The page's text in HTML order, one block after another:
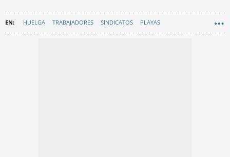
HUELGA TRABAJADORES SINDICATOS PLAYAS